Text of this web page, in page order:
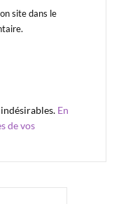
site dans le
En
de vos